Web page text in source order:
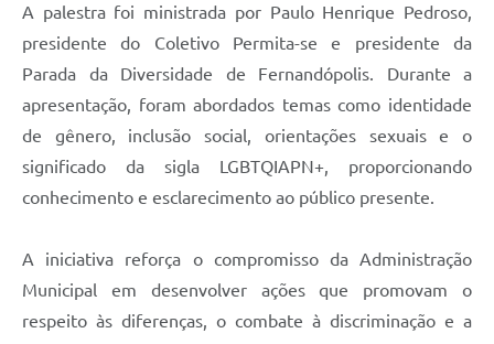
A palestra foi ministrada por Paulo Henrique Pedroso,
presidente do Coletivo Permita-se e presidente da
Parada da Diversidade de Fernandópolis. Durante a
apresentação, foram abordados temas como identidade
de gênero, inclusão social, orientações sexuais e o
significado da sigla LGBTQIAPN+, proporcionando
conhecimento e esclarecimento ao público presente.
A iniciativa reforça o compromisso da Administração
Municipal em desenvolver ações que promovam o
respeito às diferenças, o combate à discriminação e a